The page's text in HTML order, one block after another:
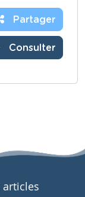
Partager
Consulter
articles